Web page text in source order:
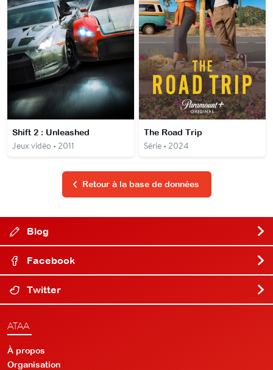
Shift 2 : Unleashed
Jeux vidéo • 2011
The Road Trip
Série • 2024
Retour à la base de données
Blog
Facebook
Twitter
ATAA
À propos
Organisation